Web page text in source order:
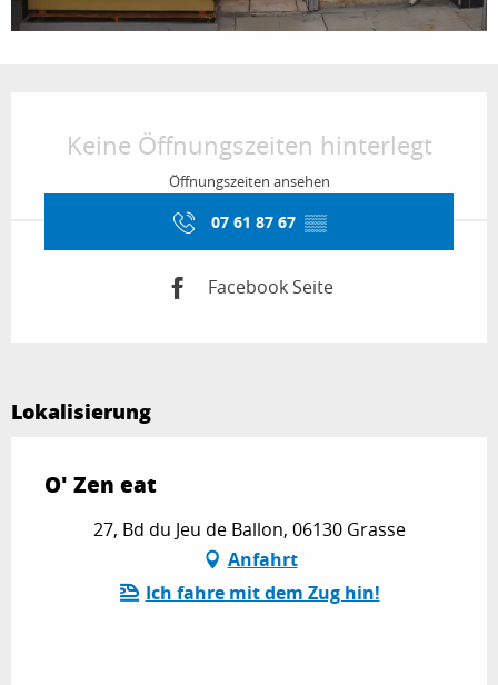
Keine Öffnungszeiten hinterlegt
Öffnungszeiten ansehen
07 61 87 67 ▒▒
Facebook Seite
Lokalisierung
O' Zen eat
27, Bd du Jeu de Ballon, 06130 Grasse
Anfahrt
Ich fahre mit dem Zug hin!